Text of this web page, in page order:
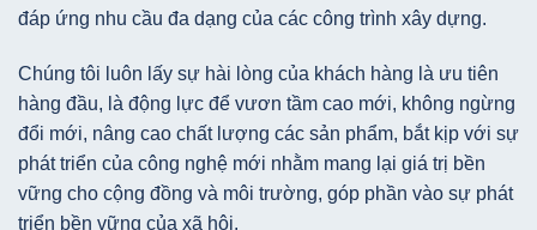
đáp ứng nhu cầu đa dạng của các công trình xây dựng.
Chúng tôi luôn lấy sự hài lòng của khách hàng là ưu tiên
hàng đầu, là động lực để vươn tầm cao mới, không ngừng
đổi mới, nâng cao chất lượng các sản phẩm, bắt kịp với sự
phát triển của công nghệ mới nhằm mang lại giá trị bền
vững cho cộng đồng và môi trường, góp phần vào sự phát
triển bền vững của xã hội.